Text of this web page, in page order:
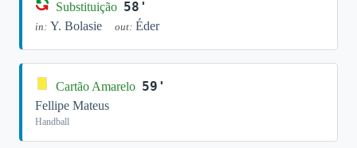
Substituição 58'
in: Y. Bolasie out: Éder
Cartão Amarelo 59'
Fellipe Mateus
Handball